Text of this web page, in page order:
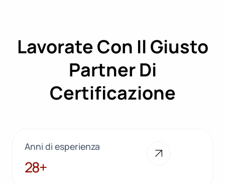
Lavorate Con Il Giusto
Partner Di
Certificazione
Anni di esperienza
28+
28+